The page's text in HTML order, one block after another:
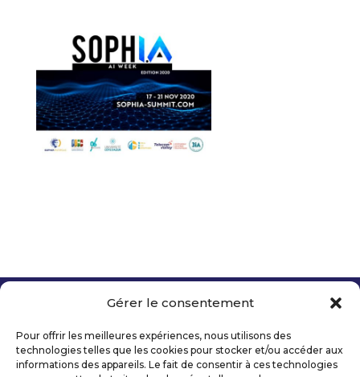
Gérer le consentement
Pour offrir les meilleures expériences, nous utilisons des
technologies telles que les cookies pour stocker et/ou accéder aux
informations des appareils. Le fait de consentir à ces technologies
Mentions légales
Politique de confidentialité